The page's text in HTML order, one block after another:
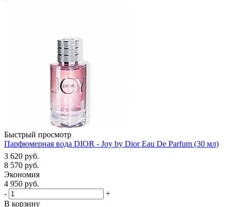
Быстрый просмотр
Парфюмерная вода DIOR - Joy by Dior Eau De Parfum (30 мл)
3 620 руб.
8 570 руб.
Экономия
4 950 руб.
-
+
В корзину